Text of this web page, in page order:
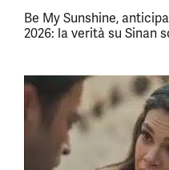
Be My Sunshine,
2026: la verità su Sinan